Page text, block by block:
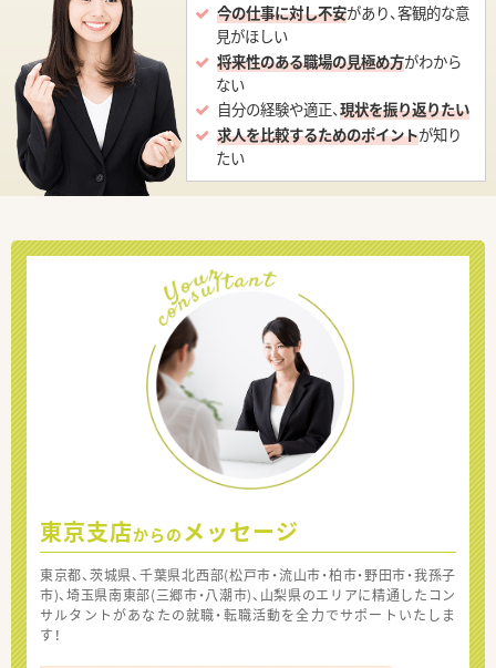
今の仕事に対し不安があり、客観的な意
見がほしい
将来性のある職場の見極め方がわから
ない
自分の経験や適正、現状を振り返りたい
求人を比較するためのポイントが知り
たい
東京支店からの メッセージ
東京都、茨城県、千葉県北西部(松戸市・流山市・柏市・野田市・我孫子
市)、埼玉県南東部(三郷市・八潮市)、山梨県のエリアに精通したコン
サルタントがあなたの就職・転職活動を全力でサポートいたしま
す！